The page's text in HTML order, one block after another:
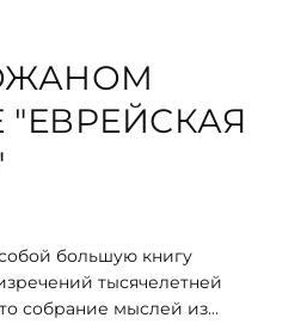
"ЕВРЕЙСКАЯ
большую книгу
тысячелетней
собрание мыслей из